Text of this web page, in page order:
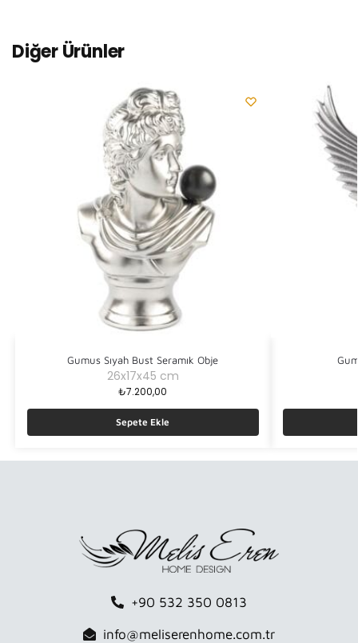
Diğer Ürünler
Gumus Sıyah Bust Seramık Obje
26x17x45 cm
₺7.200,00
Sepete Ekle
+90 532 350 0813
info@meliserenhome.com.tr